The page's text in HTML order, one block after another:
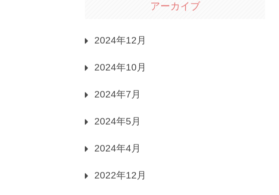
アーカイブ
2024年12月
2024年10月
2024年7月
2024年5月
2024年4月
2022年12月